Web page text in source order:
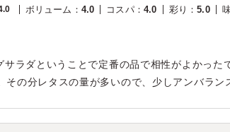
ボリューム ： 4.0 コスパ： 4.0 彩り ：5.0
サラダということで定番の品で相性がよかった
その分レタスの量が多いので、少しアンバラン